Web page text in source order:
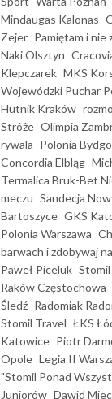
Mindaugas Kalonas
Zejer Pamiętam i nie
Naki Olsztyn
Klepczarek MKS
Wojewódzki Puchar
Hutnik Kraków
Stróże Olimpia
rywala Polonia
Concordia Elbląg
Termalica Bruk-Bet
meczu Sandecja
Bartoszyce GKS
Polonia Warszawa
barwach i zdobywaj
Paweł Piceluk
Raków Częstochowa
Śledź Radomiak
Stomil Travel ŁKS
Katowice Piotr
Opole Legia II
"Stomil Ponad
Juniorów Dawid